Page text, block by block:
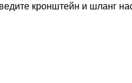
кронштейн и шланг